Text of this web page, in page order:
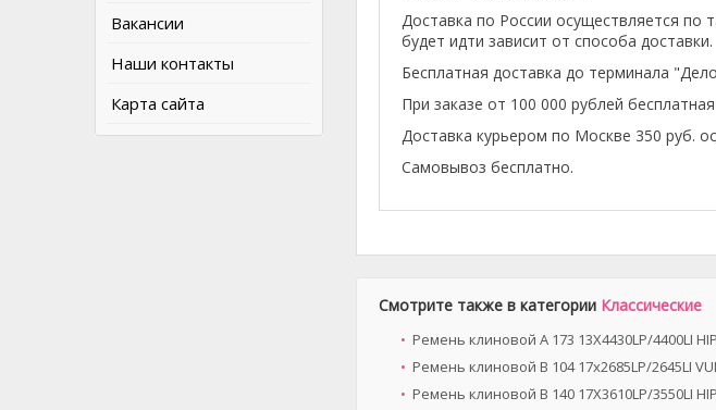
Вакансии
Наши контакты
Карта сайта
Доставка по России осуществляется
будет идти зависит от способа доставки.
Бесплатная доставка до терминала
При заказе от 100 000 рублей
Доставка курьером по Москве 350 руб.
Самовывоз бесплатно.
Смотрите также в категории Классические
Ремень клиновой A 173 13X4430LP/4400LI
Ремень клиновой B 104 17x2685LP/2645LI
Ремень клиновой B 140 17X3610LP/3550LI